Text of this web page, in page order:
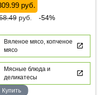
руб.
руб. -54%
Вяленое мясо, копченое
мясо
Мясные блюда и
деликатесы
Купить